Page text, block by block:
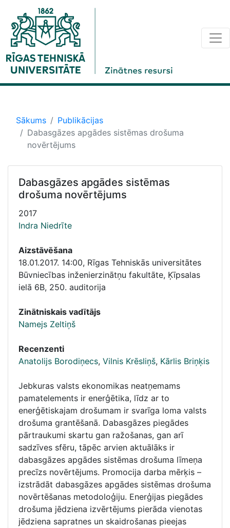
Sākums
Publikācijas
Dabasgāzes apgādes sistēmas drošuma
novērtējums
Dabasgāzes apgādes sistēmas
drošuma novērtējums
2017
Indra Niedrīte
Aizstāvēšana
18.01.2017. 14:00, Rīgas Tehniskās universitātes
Būvniecības inženierzinātņu fakultāte, Ķīpsalas
ielā 6B, 250. auditorija
Zinātniskais vadītājs
Namejs Zeltiņš
Recenzenti
Anatolijs Borodiņecs, Vilnis Krēsliņš, Kārlis Briņķis
Jebkuras valsts ekonomikas neatņemams
pamatelements ir enerģētika, līdz ar to
enerģētiskajam drošumam ir svarīga loma valsts
drošuma grantēšanā. Dabasgāzes piegādes
pārtraukumi skartu gan ražošanas, gan arī
sadzīves sfēru, tāpēc arvien aktuālāks ir
dabasgāzes apgādes sistēmas drošuma līmeņa
precīzs novērtējums. Promocija darba mērķis –
izstrādāt dabasgāzes apgādes sistēmas drošuma
novērtēšanas metodoloģiju. Enerģijas piegādes
drošuma jēdziena izvērtējums pierāda vienotas
jēdziena sapratnes un skaidrošanas pieejas